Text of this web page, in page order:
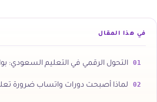
في هذا المقال
01 التحول الرقمي في التعليم السعودي:
02 لماذا أصبحت دورات واتساب ضرورة